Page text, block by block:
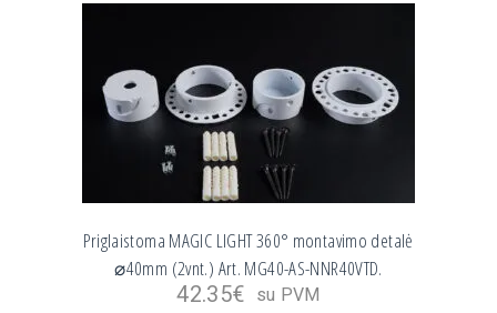
Priglaistoma MAGIC LIGHT 360° montavimo detalė
⌀40mm (2vnt.) Art. MG40-AS-NNR40VTD.
42.35€ su PVM